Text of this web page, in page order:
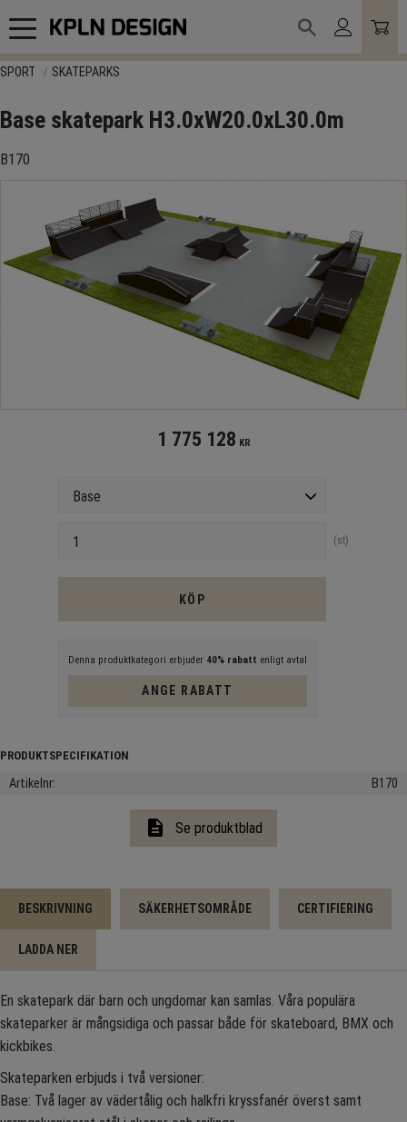
Meny
SPORT SKATEPARKS
Base skatepark H3.0xW20.0xL30.0m
B170
1 775 128 KR
st
KÖP
Denna produktkategori erbjuder 40% rabatt enligt avtal
ANGE RABATT
Artikelnr B170
description Se produktblad
BESKRIVNING SÄKERHETSOMRÅDE CERTIFIERING
LADDA NER
En skatepark där barn och ungdomar kan samlas. Våra populära
skateparker är mångsidiga och passar både för skateboard, BMX och
kickbikes.
Skateparken erbjuds i två versioner:
Base: Två lager av vädertålig och halkfri kryssfanér överst samt